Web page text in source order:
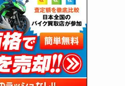
(64)
(47)
(255)
(204)
(33)
(34)
(35)
(41)
(16) (13)
(12)